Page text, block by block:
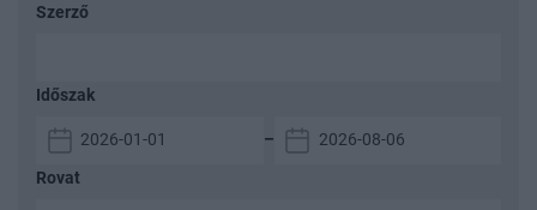
Szerző
Időszak
–
Rovat